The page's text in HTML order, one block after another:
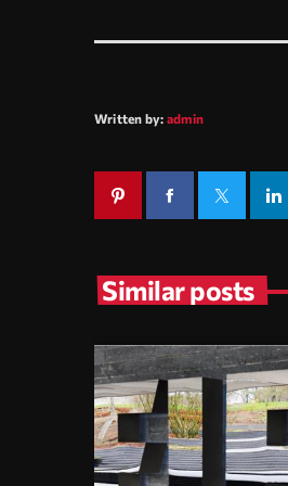
Written by: admin
Similar posts